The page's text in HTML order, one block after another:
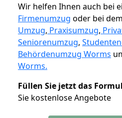
Wir helfen Ihnen auch bei
Firmenumzug oder bei dem
Umzug, Praxisumzug,
Seniorenumzug,
Behördenumzug Worms
Worms.
Füllen Sie jetzt das
Sie kostenlose Angebote